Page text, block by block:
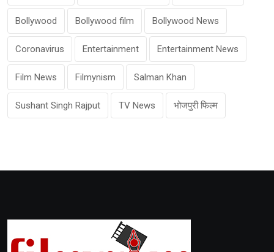
Bollywood Bollywood film Bollywood News
Coronavirus Entertainment Entertainment News
Film News Filmynism Salman Khan
Sushant Singh Rajput TV News भोजपुरी फिल्म